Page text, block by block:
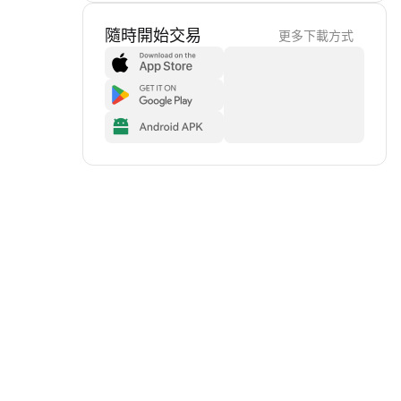
隨時開始交易 更多下載方式